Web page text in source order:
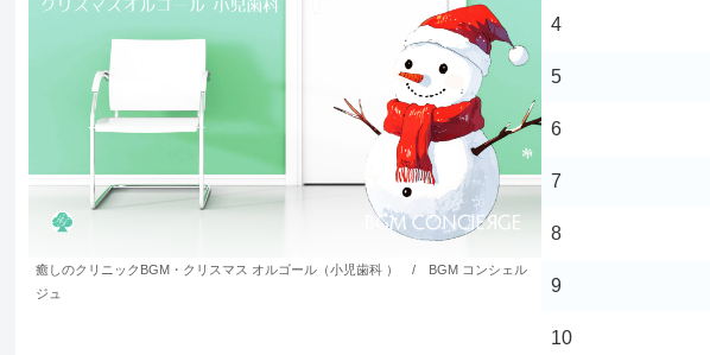
癒しのクリニックBGM・クリスマス オルゴール（小児歯科 ） / BGM コンシェル
ジュ
4
5
6
7
8
9
10